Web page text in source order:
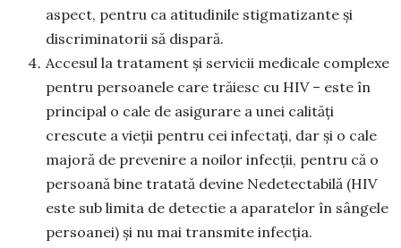
aspect, pentru ca atitudinile stigmatizante și
discriminatorii să dispară.
Accesul la tratament și servicii medicale complexe
pentru persoanele care trăiesc cu HIV – este în
principal o cale de asigurare a unei calități
crescute a vieții pentru cei infectați, dar și o cale
majoră de prevenire a noilor infecții, pentru că o
persoană bine tratată devine Nedetectabilă (HIV
este sub limita de detectie a aparatelor în sângele
persoanei) și nu mai transmite infecția.